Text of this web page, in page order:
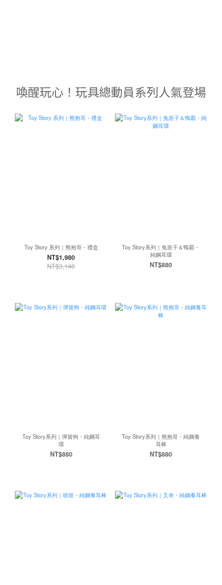
喚醒玩心！玩具總動員系列人氣登場
Toy Story 系列｜熊抱哥・禮盒
NT$1,980
NT$3,140
Toy Story系列｜兔崽子＆鴨霸・
純鋼耳環
NT$880
Toy Story系列｜彈簧狗・純鋼耳
環
NT$880
Toy Story系列｜熊抱哥・純鋼養
耳棒
NT$880